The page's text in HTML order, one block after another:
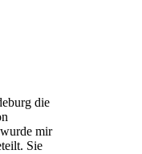
die
mir
Sie